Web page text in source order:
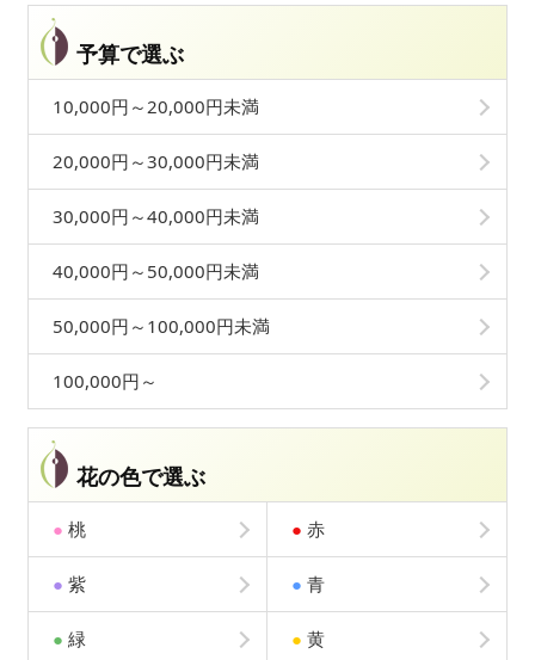
予算で選ぶ
10,000円～20,000円未満
20,000円～30,000円未満
30,000円～40,000円未満
40,000円～50,000円未満
50,000円～100,000円未満
100,000円～
花の色で選ぶ
● 桃 ● 赤
● 紫 ● 青
● 緑 ● 黄